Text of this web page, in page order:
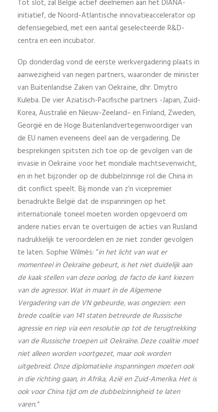
Tot slot, zal België actief deelnemen aan het DIANA-
initiatief, de Noord-Atlantische innovatieaccelerator op
defensiegebied, met een aantal geselecteerde R&D-
centra en een incubator.
Op donderdag vond de eerste werkvergadering plaats in
aanwezigheid van negen partners, waaronder de minister
van Buitenlandse Zaken van Oekraïne, dhr. Dmytro
Kuleba. De vier Aziatisch-Pacifische partners -Japan, Zuid-
Korea, Australië en Nieuw-Zeeland– en Finland, Zweden,
Georgië en de Hoge Buitenlandvertegenwoordiger van
de EU namen eveneens deel aan de vergadering. De
besprekingen spitsten zich toe op de gevolgen van de
invasie in Oekraïne voor het mondiale machtsevenwicht,
en in het bijzonder op de dubbelzinnige rol die China in
dit conflict speelt. Bij monde van z’n vicepremier
benadrukte België dat de inspanningen op het
internationale toneel moeten worden opgevoerd om
andere naties ervan te overtuigen de acties van Rusland
nadrukkelijk te veroordelen en ze niet zonder gevolgen
te laten. Sophie Wilmès: “in het licht van wat er
momenteel in Oekraïne gebeurt, is het niet duidelijk aan
de kaak stellen van deze oorlog, de facto de kant kiezen
van de agressor. Wat in maart in de Algemene
Vergadering van de VN gebeurde, was ongezien: een
brede coalitie van 141 staten betreurde de Russische
agressie en riep via een resolutie op tot de terugtrekking
van de Russische troepen uit Oekraïne. Deze coalitie moet
niet alleen worden voortgezet, maar ook worden
uitgebreid. Onze diplomatieke inspanningen moeten ook
in die richting gaan, in Afrika, Azië en Zuid-Amerika. Het is
ook voor China tijd om de dubbelzinnigheid te laten
varen.”